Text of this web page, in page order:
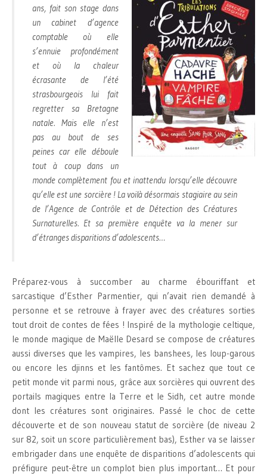
ans, fait son stage dans
un cabinet d’agence
comptable où elle
s’ennuie profondément
et où la chaleur
écrasante de l’été
strasbourgeois lui fait
regretter sa Bretagne
natale. Mais elle n’est
pas au bout de ses
peines car elle déboule
tout à coup dans un
monde complètement fou et inattendu lorsqu’elle découvre
qu’elle est une sorcière ! La voilà désormais stagiaire au sein
de l’Agence de Contrôle et de Détection des Créatures
Surnaturelles. Et sa première enquête va la mener sur
d’étranges disparitions d’adolescents…
Préparez-vous à succomber au charme ébouriffant et
sarcastique d’Esther Parmentier, qui n’avait rien demandé à
personne et se retrouve à frayer avec des créatures sorties
tout droit de contes de fées ! Inspiré de la mythologie celtique,
le monde magique de Maëlle Desard se compose de créatures
aussi diverses que les vampires, les banshees, les loup-garous
ou encore les djinns et les fantômes. Et sachez que tout ce
petit monde vit parmi nous, grâce aux sorcières qui ouvrent des
portails magiques entre la Terre et le Sidh, cet autre monde
dont les créatures sont originaires. Passé le choc de cette
découverte et de son nouveau statut de sorcière (de niveau 2
sur 82, soit un score particulièrement bas), Esther va se laisser
embrigader dans une enquête de disparitions d’adolescents qui
préfigure peut-être un complot bien plus important… Et pour